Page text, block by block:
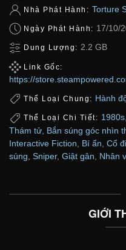
Nhà Phát Hành: Torture
Ngày Phát Hành: 17/10/
Dung Lượng: 2.2 GB
Link Gốc:
https://
Thể Loại Chung: Hành
Thể Loại Chi Tiết: 1980s,
Thám tử Bắn súng góc nhìn
Interactive Fiction
Bí ẩn Cổ
súng Sniper, Giật gân Nhân
GIỚI